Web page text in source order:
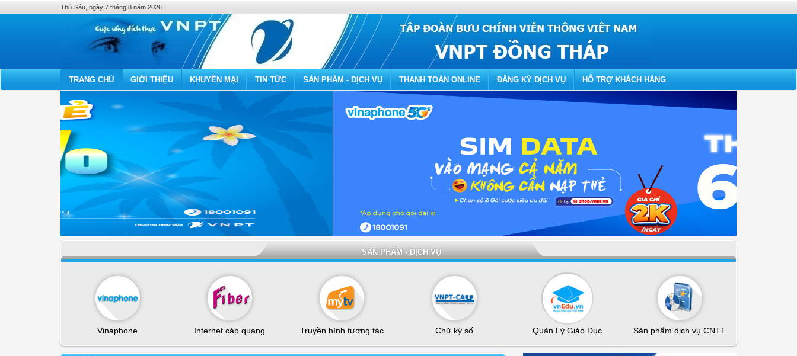
Thứ Sáu, ngày 7 tháng 8 năm 2026
TRANG CHỦ GIỚI THIỆU KHUYẾN MẠI TIN TỨC SẢN PHẨM - DỊCH VỤ THANH TOÁN ONLINE ĐĂNG KÝ DỊCH VỤ HỖ TRỢ KHÁCH HÀNG
SẢN PHẨM - DỊCH VỤ
Vinaphone Internet cáp quang Truyền hình tương tác Chữ ký số Quản Lý Giáo Dục Sản phẩm dịch vụ CNTT